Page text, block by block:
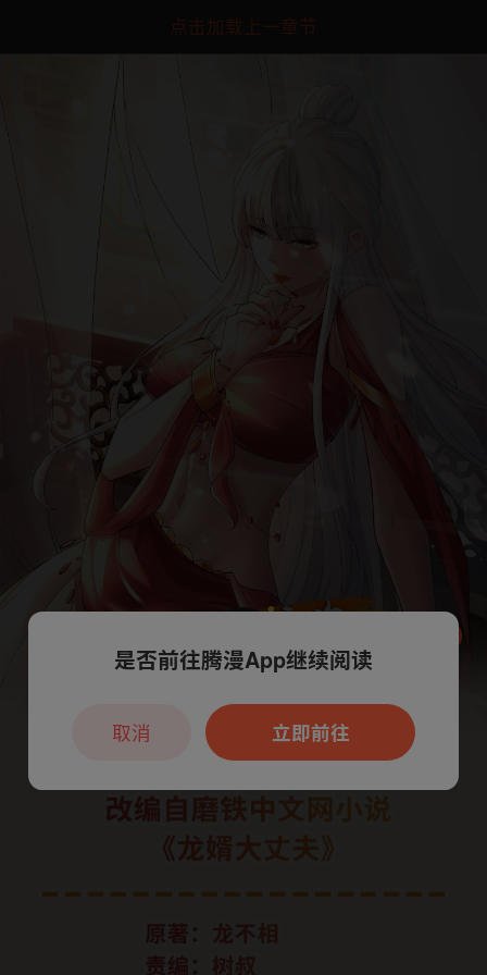
点击加载上一章节
本章节仅支持App阅读，可打开App新用
户7天免费看
是否前往腾漫App继续阅读
立即前往
取消